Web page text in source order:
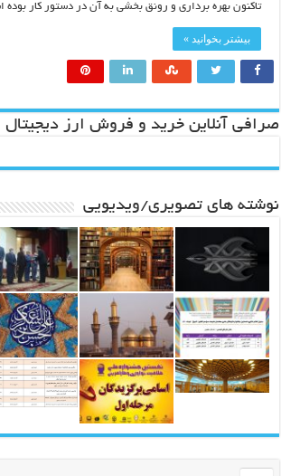
تاکنون بهره برداری و رونق بخشی به آن در دستور کار
بیشتر بخوانید »
صرافی آنلاین خرید و فروش ارز دیجیتال
نوشته های تصویری/ویدیویی